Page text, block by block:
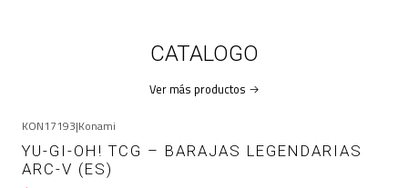
CATALOGO
Ver más productos
KON17193|Konami
YU-GI-OH! TCG – BARAJAS LEGENDARIAS
ARC-V (ES)